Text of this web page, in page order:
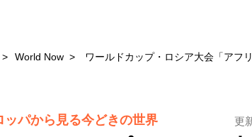
World Now ワールドカップ・ロシア大会「ア
ッパから見る今どきの世界 更